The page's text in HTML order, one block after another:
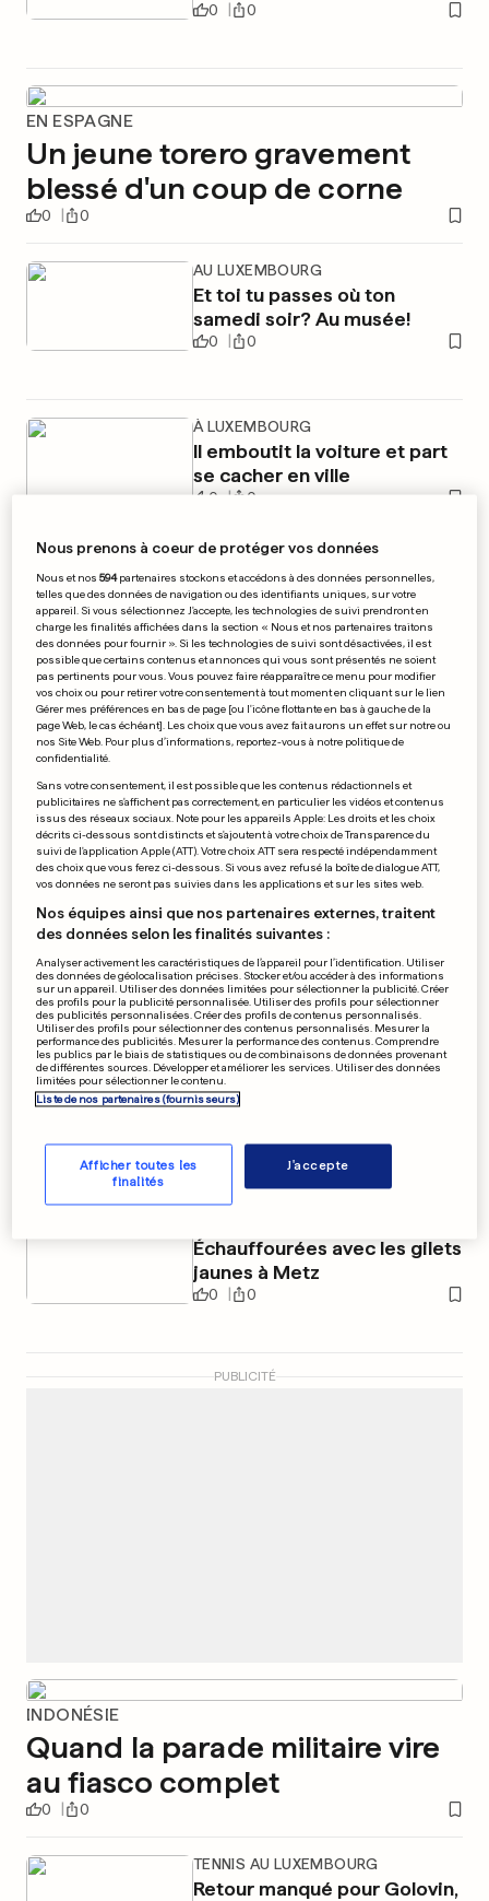
0 0
EN ESPAGNE
Un jeune torero gravement
blessé d'un coup de corne
0 0
AU LUXEMBOURG
Et toi tu passes où ton
samedi soir? Au musée!
0 0
À LUXEMBOURG
Il emboutit la voiture et part
se cacher en ville
0 0
PUBLICITÉ
ÉQUATEUR
Quito placée sous couvre-feu
et contrôle militaire
0 0
SÉRIE TÉLÉVISÉE
Ils vivent dans un appart de
Échauffourées avec les gilets
jaunes à Metz
0 0
PUBLICITÉ
INDONÉSIE
Quand la parade militaire vire
au fiasco complet
0 0
TENNIS AU LUXEMBOURG
Retour manqué pour Golovin,
Nous prenons à coeur de protéger vos données
Nous et nos594partenaires stockons et accédons à des données personnelles,
telles que des données de navigation ou des identifiants uniques, sur votre
appareil. Si vous sélectionnez J'accepte, les technologies de suivi prendront en
charge les finalités affichées dans la section « Nous et nos partenaires traitons
des données pour fournir ». Si les technologies de suivi sont désactivées, il est
possible que certains contenus et annonces qui vous sont présentés ne soient
pas pertinents pour vous. Vous pouvez faire réapparaître ce menu pour modifier
vos choix ou pour retirer votre consentement à tout moment en cliquant sur le lien
Gérer mes préférences en bas de page [ou l'icône flottante en bas à gauche de la
page Web, le cas échéant]. Les choix que vous avez fait aurons un effet sur notre ou
nos Site Web. Pour plus d’informations, reportez-vous à notre politique de
confidentialité.
Sans votre consentement, il est possible que les contenus rédactionnels et
publicitaires ne s'affichent pas correctement, en particulier les vidéos et contenus
issus des réseaux sociaux. Note pour les appareils Apple: Les droits et les choix
décrits ci-dessous sont distincts et s'ajoutent à votre choix de Transparence du
suivi de l'application Apple (ATT). Votre choix ATT sera respecté indépendamment
des choix que vous ferez ci-dessous. Si vous avez refusé la boîte de dialogue ATT,
vos données ne seront pas suivies dans les applications et sur les sites web.
Nos équipes ainsi que nos partenaires externes, traitent
des données selon les finalités suivantes :
Analyser activement les caractéristiques de l’appareil pour l’identification. Utiliser
des données de géolocalisation précises. Stocker et/ou accéder à des informations
sur un appareil. Utiliser des données limitées pour sélectionner la publicité. Créer
des profils pour la publicité personnalisée. Utiliser des profils pour sélectionner
des publicités personnalisées. Créer des profils de contenus personnalisés.
Utiliser des profils pour sélectionner des contenus personnalisés. Mesurer la
performance des publicités. Mesurer la performance des contenus. Comprendre
les publics par le biais de statistiques ou de combinaisons de données provenant
de différentes sources. Développer et améliorer les services. Utiliser des données
limitées pour sélectionner le contenu.
Liste de nos partenaires (fournisseurs)
Afficher toutes les
finalités
J'accepte